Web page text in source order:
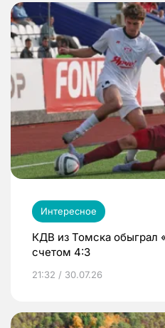
Интересное
КДВ из Томска обыграл
счетом 4:3
21:32 / 30.07.26